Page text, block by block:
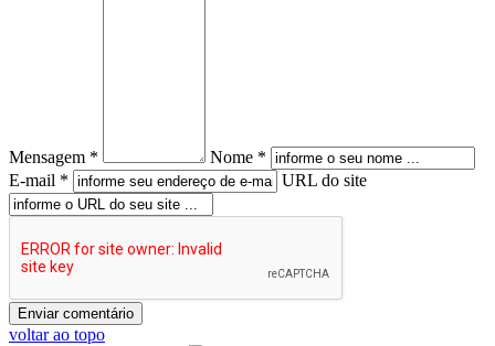
Mensagem *
Nome *
E-mail *
URL do site
voltar ao topo